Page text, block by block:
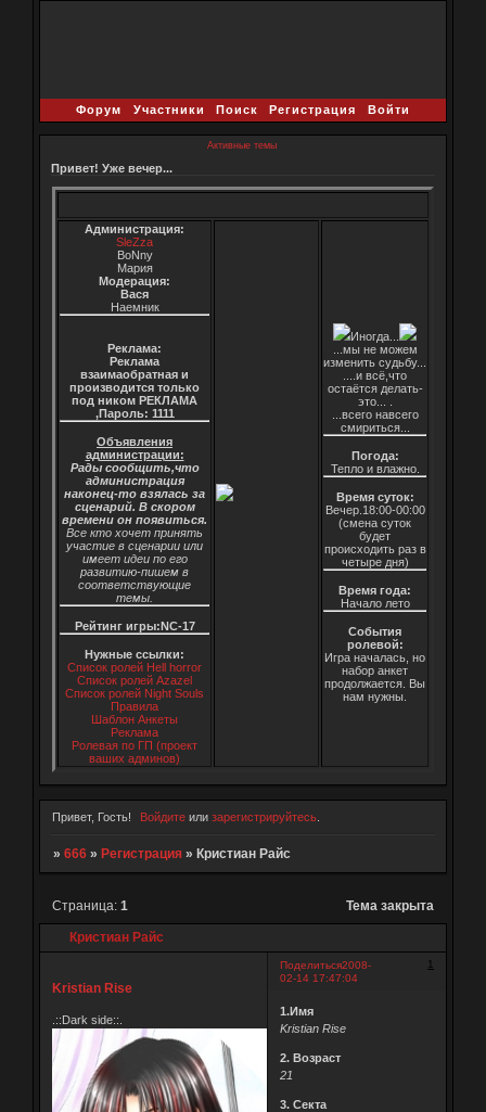
Форум Участники Поиск Регистрация Войти
Активные темы
Привет! Уже вечер...
Администрация:
SleZza
BoNny
Мария
Модерация:
Вася
Наемник
Реклама:
Реклама
взаимаобратная и
производится только
под ником РЕКЛАМА
,Пароль: 1111
Объявления
администрации:
Рады сообщить,что
администрация
наконец-то взялась за
сценарий. В скором
времени он появиться.
Все кто хочет принять
участие в сценарии или
имеет идеи по его
развитию-пишем в
соответствующие
темы.
Рейтинг игры:NC-17
Нужные ссылки:
Список ролей Hell horror
Список ролей Azazel
Список ролей Night Souls
Правила
Шаблон Анкеты
Реклама
Ролевая по ГП (проект
ваших админов)
Иногда...
...мы не можем
изменить судьбу...
....и всё,что
остаётся делать-
это... .
...всего навсего
смириться...
Погода:
Тепло и влажно.
Время суток:
Вечер.18:00-00:00
(смена суток
будет
происходить раз в
четыре дня)
Время года:
Начало лето
События
ролевой:
Игра началась, но
набор анкет
продолжается. Вы
нам нужны.
Привет, Гость! Войдите илизарегистрируйтесь
» 666 » Регистрация » Кристиан Райс
Кристиан Райс
Страница: 1 Тема закрыта
Поделиться 1
2008-
02-14 17:47:04
Kristian Rise
.::Dark side::.
1.Имя
Kristian Rise
2. Возраст
21
3. Секта